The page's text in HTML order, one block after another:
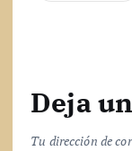
Deja
Tu dirección de